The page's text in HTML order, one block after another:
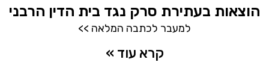
הוצאות בעתירת סרק נגד בית הדין הרבני
למעבר לכתבה המלאה >>
קרא עוד »